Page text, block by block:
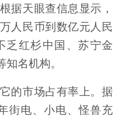
据天眼查信息显示，
人民币到数亿元人民
乏红杉中国、苏宁金
名机构。
的市场占有率上。据
街电、小电、怪兽充